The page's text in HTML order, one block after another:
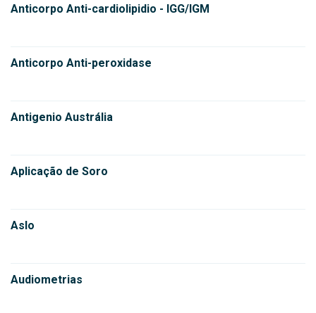
Anticorpo Anti-cardiolipidio - IGG/IGM
Anticorpo Anti-peroxidase
Antigenio Austrália
Aplicação de Soro
Aslo
Audiometrias